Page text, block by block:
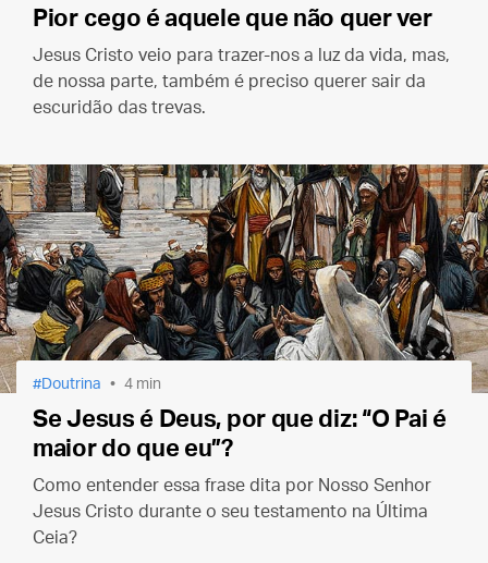
Pior cego é aquele que não quer ver
Jesus Cristo veio para trazer-nos a luz da vida, mas,
de nossa parte, também é preciso querer sair da
escuridão das trevas.
Doutrina 4 min
Se Jesus é Deus, por que diz: “O Pai é
maior do que eu”?
Como entender essa frase dita por Nosso Senhor
Jesus Cristo durante o seu testamento na Última
Ceia?